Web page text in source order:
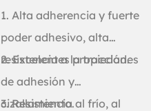
1. Alta adherencia y fuerte
poder adhesivo, alta
resistencia a la tracción.
2. Excelentes propiedades
de adhesión y
cizallamiento.
3. Resistencia al frío, al